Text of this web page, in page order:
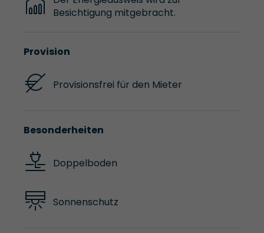
Besichtigung mitgebracht.
Provision
Provisionsfrei für den Mieter
Besonderheiten
Doppelboden
Sonnenschutz